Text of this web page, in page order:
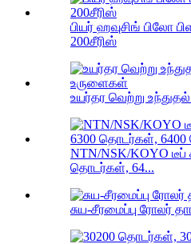
பியர் ஹவுசிங் பிலோ
200சீரிஸ்
உயர்தர வெற்று
NTN/NSK/KOYO டீப்
தொடர்கள், 64...
சுய-சீரமைப்பு ரோலர்